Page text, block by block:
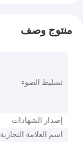
منتوج وصف
تسليط الضوء
إصدار الشهادات
اسم العلامة التجارية